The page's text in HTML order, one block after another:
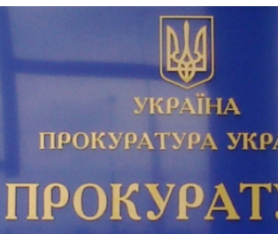
FacebookTwitter